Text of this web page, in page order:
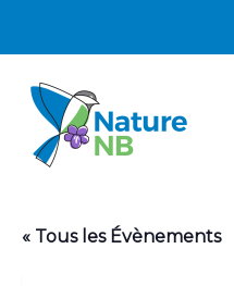
contenu
« Tous les Évènements